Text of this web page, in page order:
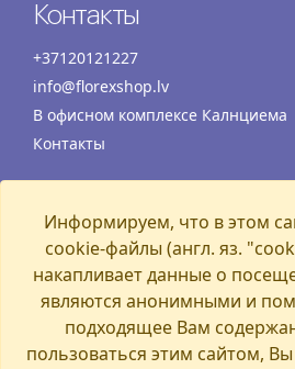
Контакты
+37120121227
info@florexshop.lv
В офисном комплексе Калнциема
Контакты
Понедельник
Среда
Четверг
Пятница
Информируем, что в этом
cookie-файлы (англ. яз.
накапливает данные о
являются анонимными и
подходящее Вам
пользоваться этим сайтом, Вы